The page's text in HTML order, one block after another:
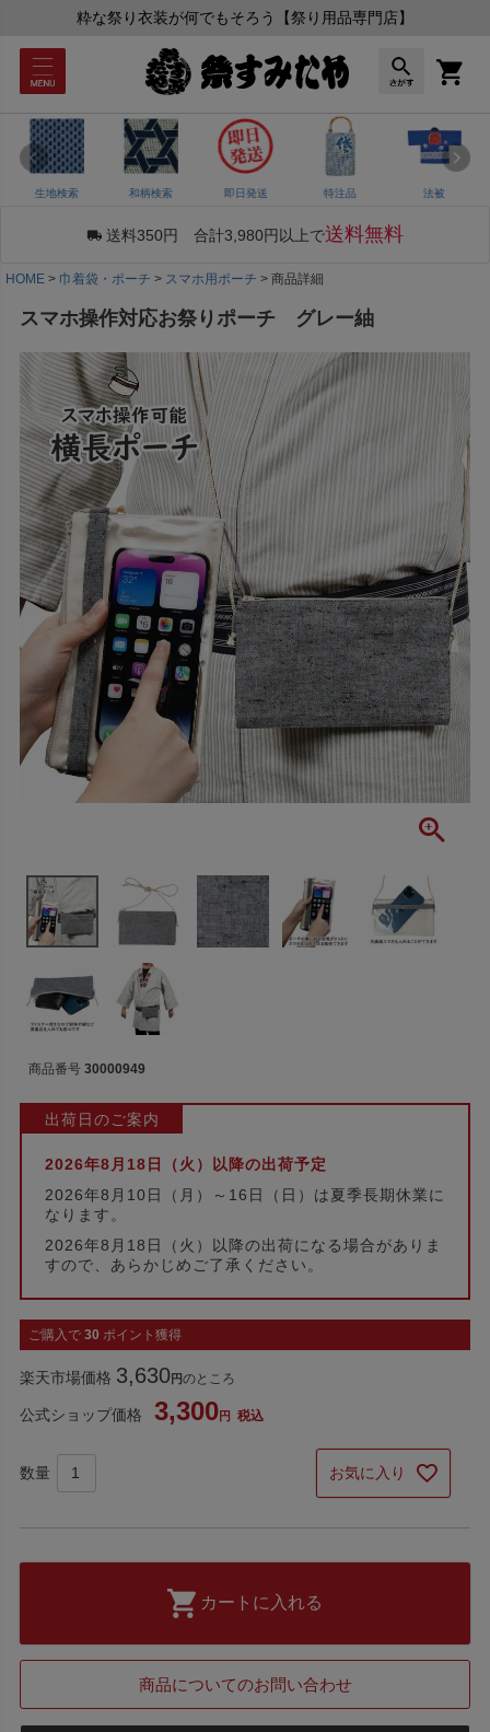
粋な祭り衣装が何でもそろう【祭り用品専門店】
生地検索 和柄検索 即日発送 特注品 法被
送料350円 合計3,980円以上で送料無料
HOME 巾着袋・ポーチ スマホ用ポーチ 商品詳細
スマホ操作対応お祭りポーチ グレー紬
商品番号 30000949
出荷日のご案内
2026年8月18日（火）以降の出荷予定
2026年8月10日（月）～16日（日）は夏季長期休業に
なります。
2026年8月18日（火）以降の出荷になる場合がありま
すので、あらかじめご了承ください。
ご購入で 30 ポイント獲得
楽天市場価格 3,630 のところ
公式ショップ価格 3,300 税込
お気に入り
カートに入れる
商品についてのお問い合わせ